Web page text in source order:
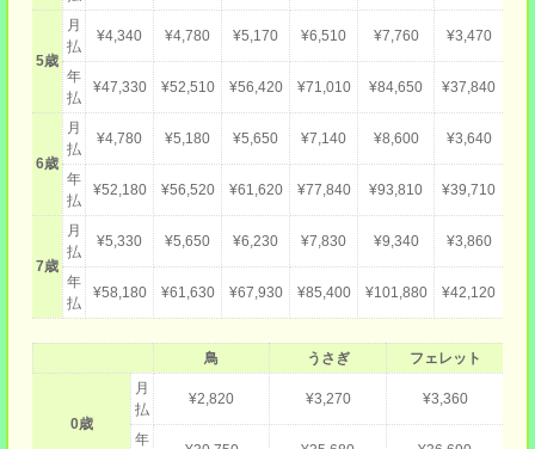
5歳
月
払
¥4,340 ¥4,780 ¥5,170 ¥6,510 ¥7,760 ¥3,470
年
払
¥47,330 ¥52,510 ¥56,420 ¥71,010 ¥84,650 ¥37,840
6歳
月
払
¥4,780 ¥5,180 ¥5,650 ¥7,140 ¥8,600 ¥3,640
年
払
¥52,180 ¥56,520 ¥61,620 ¥77,840 ¥93,810 ¥39,710
7歳
月
払
¥5,330 ¥5,650 ¥6,230 ¥7,830 ¥9,340 ¥3,860
年
払
¥58,180 ¥61,630 ¥67,930 ¥85,400 ¥101,880 ¥42,120
鳥 うさぎ フェレット
0歳
月
払
¥2,820 ¥3,270 ¥3,360
年